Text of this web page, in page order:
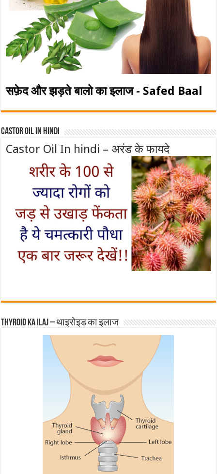
सफ़ेद और झड़ते बालो का इलाज - Safed Baal
Castor Oil In Hindi
Castor Oil In hindi – अरंड के फायदे
Thyroid ka ilaj – थाइरोइड का इलाज